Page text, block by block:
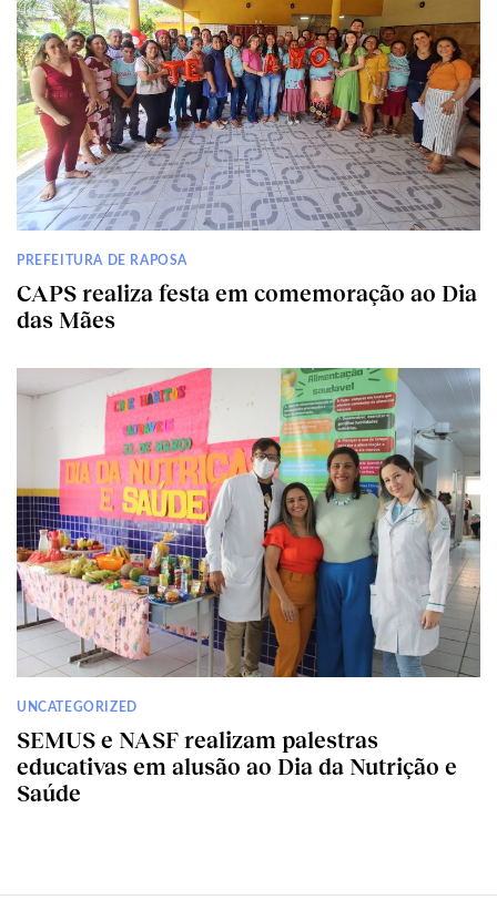
PREFEITURA DE RAPOSA
CAPS realiza festa em comemoração ao Dia
das Mães
UNCATEGORIZED
SEMUS e NASF realizam palestras
educativas em alusão ao Dia da Nutrição e
Saúde